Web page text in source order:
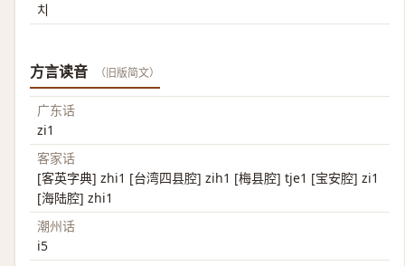
치
方言读音 （旧版简文）
广东话
zi1
客家话
[客英字典] zhi1 [台湾四县腔] zih1 [梅县腔] tje1 [宝安腔] zi1
[海陆腔] zhi1
潮州话
i5